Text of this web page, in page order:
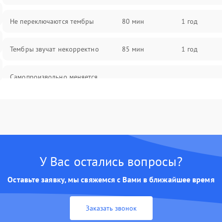
Не переключаются тембры 80 мин 1 год
Тембры звучат некорректно 85 мин 1 год
Самопроизвольно меняется
У Вас остались вопросы?
Оставьте заявку, мы свяжемся с Вами в ближайшее время
Заказать звонок